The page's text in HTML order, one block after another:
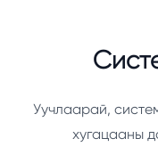
Уучлаарай,
хугацааны